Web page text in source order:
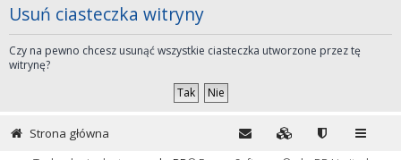
Usuń ciasteczka witryny
Czy na pewno chcesz usunąć wszystkie ciasteczka utworzone przez tę
witrynę?
Strona główna